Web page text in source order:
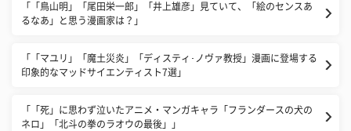
「「鳥山明」「尾田栄一郎」「井上雄彦」見ていて、「絵のセンスあ
るなあ」と思う漫画家は？」
「「マユリ」「魔土災炎」「ディスティ･ノヴァ教授」漫画に登場する
印象的なマッドサイエンティスト7選」
「「死」に思わず泣いたアニメ・マンガキャラ「フランダースの犬の
ネロ」「北斗の拳のラオウの最後」」